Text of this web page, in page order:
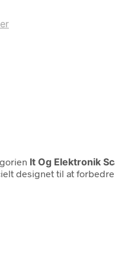
It Og Elektronik
designet til at